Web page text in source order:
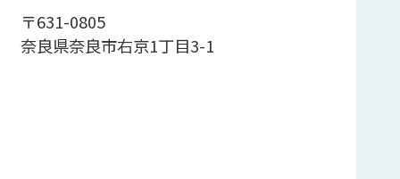
〒631-0805
奈良県奈良市右京1丁目3-1